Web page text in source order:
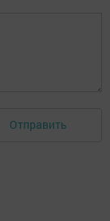
Отправить